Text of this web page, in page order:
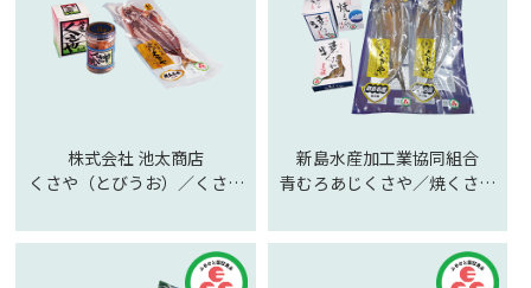
株式会社 池太商店
くさや（とびうお）／くさや
（素焼）
新島水産加工業協同組合
青むろあじくさや／焼くさや